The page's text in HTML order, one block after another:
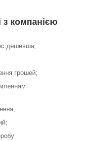
з компанією
дешевша;
грошей;